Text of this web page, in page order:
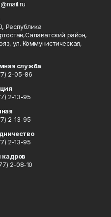
Республика
район,
ул. Коммунистическая,
служба
2-05-86
2-13-95
2-13-95
2-13-95
кадров
2-08-10